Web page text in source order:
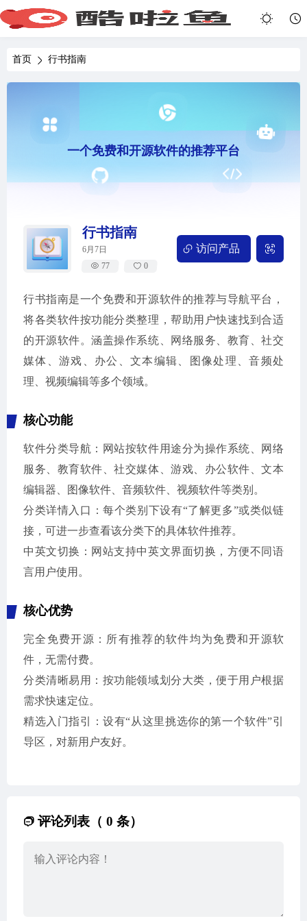
首页 行书指南
一个免费和开源软件的推荐平台
行书指南
6月7日
77
0
访问产品
行书指南是一个免费和开源软件的推荐与导航平台，
将各类软件按功能分类整理，帮助用户快速找到合适
的开源软件。涵盖操作系统、网络服务、教育、社交
媒体、游戏、办公、文本编辑、图像处理、音频处
理、视频编辑等多个领域。
核心功能
软件分类导航：网站按软件用途分为操作系统、网络
服务、教育软件、社交媒体、游戏、办公软件、文本
编辑器、图像软件、音频软件、视频软件等类别。
分类详情入口：每个类别下设有“了解更多”或类似链
接，可进一步查看该分类下的具体软件推荐。
中英文切换：网站支持中英文界面切换，方便不同语
言用户使用。
核心优势
完全免费开源：所有推荐的软件均为免费和开源软
件，无需付费。
分类清晰易用：按功能领域划分大类，便于用户根据
需求快速定位。
精选入门指引：设有“从这里挑选你的第一个软件”引
导区，对新用户友好。
评论列表（ 0 条）